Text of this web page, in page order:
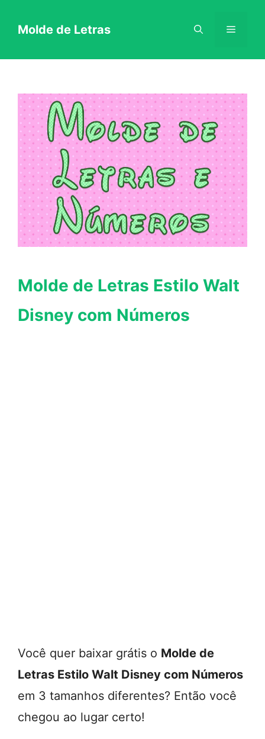
paraMolde de Letras Menu
Molde de Letras Estilo Walt
Disney com Números
Você quer baixar grátis o Molde de
Letras Estilo Walt Disney com Números
em 3 tamanhos diferentes? Então você
chegou ao lugar certo!